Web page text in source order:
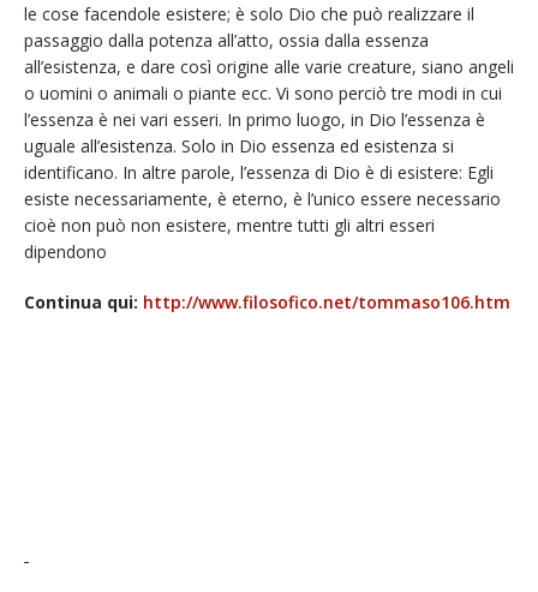
le cose facendole esistere; è solo Dio che può realizzare il
passaggio dalla potenza all’atto, ossia dalla essenza
all’esistenza, e dare così origine alle varie creature, siano angeli
o uomini o animali o piante ecc. Vi sono perciò tre modi in cui
l’essenza è nei vari esseri. In primo luogo, in Dio l’essenza è
uguale all’esistenza. Solo in Dio essenza ed esistenza si
identificano. In altre parole, l’essenza di Dio è di esistere: Egli
esiste necessariamente, è eterno, è l’unico essere necessario
cioè non può non esistere, mentre tutti gli altri esseri
dipendono
Continua qui: http://www.filosofico.net/tommaso106.htm